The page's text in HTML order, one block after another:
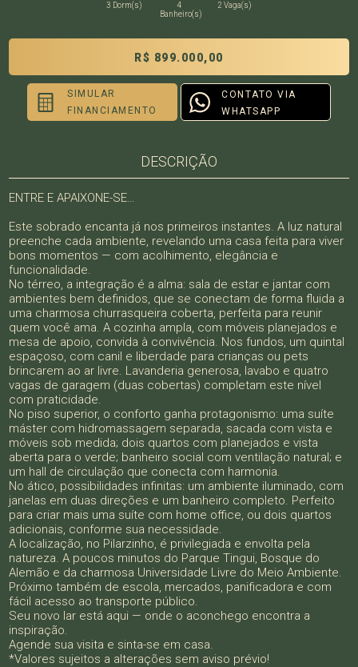
3 Dorm(s)
4
Banheiro(s)
2 Vaga(s)
R$ 899.000,00
SIMULAR
FINANCIAMENTO
CONTATO VIA
WHATSAPP
DESCRIÇÃO
ENTRE E APAIXONE-SE…
Este sobrado encanta já nos primeiros instantes. A luz natural
preenche cada ambiente, revelando uma casa feita para viver
bons momentos — com acolhimento, elegância e
funcionalidade.
No térreo, a integração é a alma: sala de estar e jantar com
ambientes bem definidos, que se conectam de forma fluida a
uma charmosa churrasqueira coberta, perfeita para reunir
quem você ama. A cozinha ampla, com móveis planejados e
mesa de apoio, convida à convivência. Nos fundos, um quintal
espaçoso, com canil e liberdade para crianças ou pets
brincarem ao ar livre. Lavanderia generosa, lavabo e quatro
vagas de garagem (duas cobertas) completam este nível
com praticidade.
No piso superior, o conforto ganha protagonismo: uma suíte
máster com hidromassagem separada, sacada com vista e
móveis sob medida; dois quartos com planejados e vista
aberta para o verde; banheiro social com ventilação natural; e
um hall de circulação que conecta com harmonia.
No ático, possibilidades infinitas: um ambiente iluminado, com
janelas em duas direções e um banheiro completo. Perfeito
para criar mais uma suíte com home office, ou dois quartos
adicionais, conforme sua necessidade.
A localização, no Pilarzinho, é privilegiada e envolta pela
natureza. A poucos minutos do Parque Tingui, Bosque do
Alemão e da charmosa Universidade Livre do Meio Ambiente.
Próximo também de escola, mercados, panificadora e com
fácil acesso ao transporte público.
Seu novo lar está aqui — onde o aconchego encontra a
inspiração.
Agende sua visita e sinta-se em casa.
*Valores sujeitos a alterações sem aviso prévio!